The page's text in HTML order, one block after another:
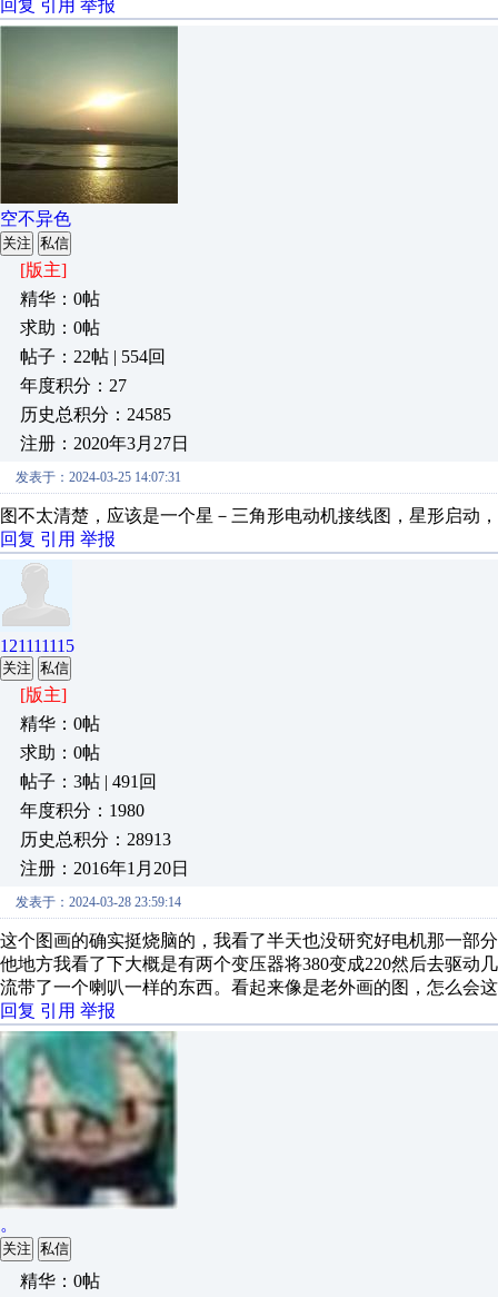
回复 引用 举报
空不异色
关注 私信
[版主]
精华：0帖
求助：0帖
帖子：22帖 | 554回
年度积分：27
历史总积分：24585
注册：2020年3月27日
发表于：2024-03-25 14:07:31
图不太清楚，应该是一个星－三角形电动机接线图，星形启动
回复 引用 举报
121111115
关注 私信
[版主]
精华：0帖
求助：0帖
帖子：3帖 | 491回
年度积分：1980
历史总积分：28913
注册：2016年1月20日
发表于：2024-03-28 23:59:14
这个图画的确实挺烧脑的，我看了半天也没研究好电机那一部
他地方我看了下大概是有两个变压器将380变成220然后去驱动
流带了一个喇叭一样的东西。看起来像是老外画的图，怎么会
回复 引用 举报
。
关注 私信
精华：0帖